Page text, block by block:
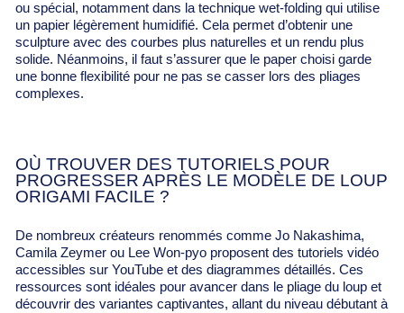
ou spécial, notamment dans la technique wet-folding qui utilise
un papier légèrement humidifié. Cela permet d’obtenir une
sculpture avec des courbes plus naturelles et un rendu plus
solide. Néanmoins, il faut s’assurer que le paper choisi garde
une bonne flexibilité pour ne pas se casser lors des pliages
complexes.
OÙ TROUVER DES TUTORIELS POUR
PROGRESSER APRÈS LE MODÈLE DE LOUP
ORIGAMI FACILE ?
De nombreux créateurs renommés comme Jo Nakashima,
Camila Zeymer ou Lee Won-pyo proposent des tutoriels vidéo
accessibles sur YouTube et des diagrammes détaillés. Ces
ressources sont idéales pour avancer dans le pliage du loup et
découvrir des variantes captivantes, allant du niveau débutant à